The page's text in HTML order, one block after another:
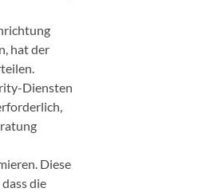
hat der
Diensten
Diese
die